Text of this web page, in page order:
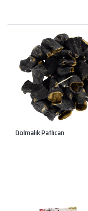
Dolmalık Patlıcan